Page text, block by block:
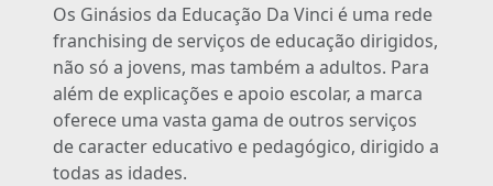
Os Ginásios da Educação Da Vinci é uma rede
franchising de serviços de educação dirigidos,
não só a jovens, mas também a adultos. Para
além de explicações e apoio escolar, a marca
oferece uma vasta gama de outros serviços
de caracter educativo e pedagógico, dirigido a
todas as idades.